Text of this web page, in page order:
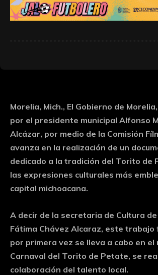
Morelia, Mich., El Gobierno de
por el presidente municipal Alfonso
Alcázar, por medio de la Comisión
avanza en la realización de un
dedicado a la tradición del Torito de
las expresiones culturales más
capital michoacana.
A decir de la secretaria de Cultura
Fátima Chávez Alcaraz, este trabajo
por primera vez se lleva a cabo en el
Carnaval del Torito de Petate, se
colaboración del talento local.